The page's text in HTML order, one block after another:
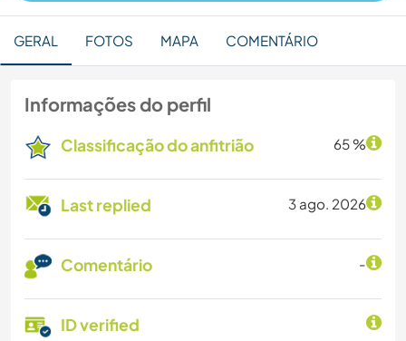
GERAL FOTOS MAPA COMENTÁRIO
Informações do perfil
Classificação do anfitrião 65 %
Last replied 3 ago. 2026
Comentário -
ID verified